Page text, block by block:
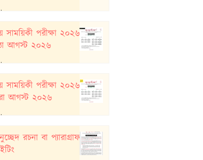
ago
সাময়িকী পরীক্ষা ২০২৬:
আগস্ট ২০২৬
ago
সাময়িকী পরীক্ষা ২০২৬:
আগস্ট ২০২৬
ago
রচনা বা প্যারাগ্রাফ